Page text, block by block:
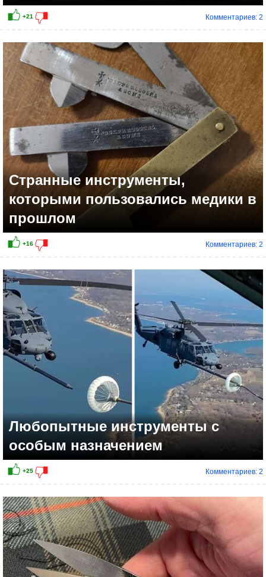
+16
+21
Комментариев: 2
Странные инструменты,
которыми пользовались медики в
прошлом
Комментариев: 2
Любопытные инструменты с
особым назначением
Комментариев: 2